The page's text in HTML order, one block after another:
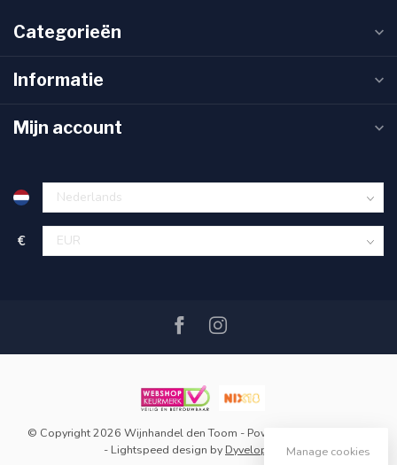
Categorieën
Informatie
Mijn account
€
© Copyright 2026 Wijnhandel den Toom - Powered by
- Lightspeed design by DyvelopmentManage cookies